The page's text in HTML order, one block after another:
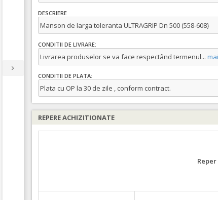
DESCRIERE
Manson de larga toleranta ULTRAGRIP Dn 500 (558-608}
CONDITII DE LIVRARE:
Livrarea produselor se va face respectând termenul...
CONDITII DE PLATA:
Plata cu OP la 30 de zile , conform contract.
REPERE ACHIZITIONATE
Reper